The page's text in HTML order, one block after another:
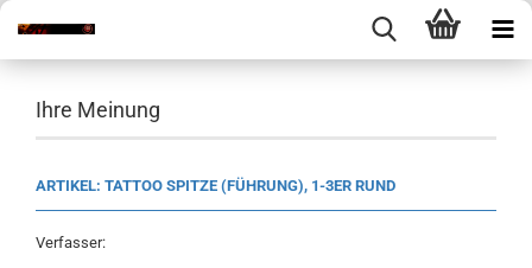
Ihre Meinung
ARTIKEL: TATTOO SPITZE (FÜHRUNG), 1-3ER RUND
Verfasser: